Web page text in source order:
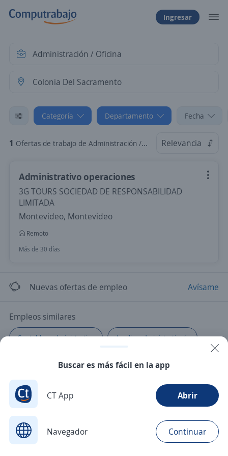
Ingresar
Categoría Departamento Fecha
1 Ofertas de trabajo de Administración / Oficina en Colonia Del Sacramento, Colonia Relevancia
Administrativo operaciones
3G TOURS SOCIEDAD DE RESPONSABILIDAD
LIMITADA
Montevideo, Montevideo
Remoto
Más de 30 días
Nuevas ofertas de empleo Avísame
Empleos similares
Contable y administrativo Auxiliar administrativo/a
Administrativo/aBuscar es más fácil en la app
CT App Abrir
Navegador Continuar